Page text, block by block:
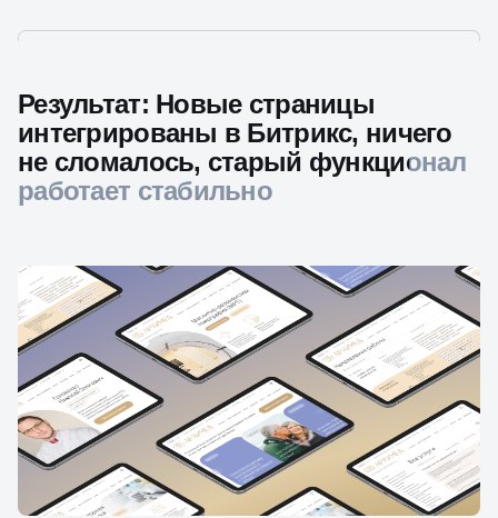
Результат: Новые страницы
интегрированы в Битрикс, ничего
не сломалось, старый функционал
работает стабильно